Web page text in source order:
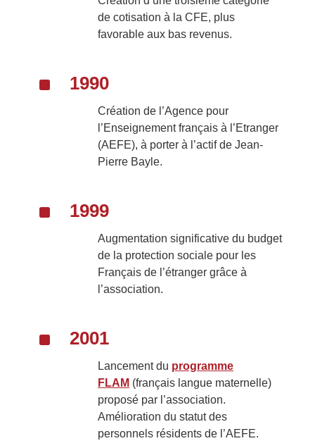
de cotisation à la CFE, plus
favorable aux bas revenus.
^ 1990
Création de l’Agence pour
l’Enseignement français à l’Etranger
(AEFE), à porter à l’actif de Jean-
Pierre Bayle.
^ 1999
Augmentation significative du budget
de la protection sociale pour les
Français de l’étranger grâce à
l’association.
^ 2001
Lancement du programme
FLAM (français langue maternelle)
proposé par l’association.
Amélioration du statut des
personnels résidents de l’AEFE.